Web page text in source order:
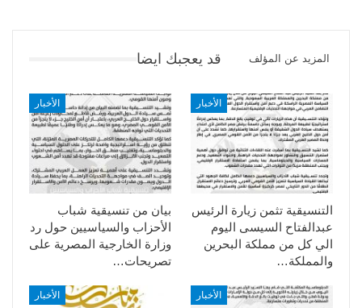
قد يعجبك ايضا المزيد عن المؤلف
الأخبار
بيان من تنسيقية شباب
الأحزاب والسياسيين حول رد
وزارة الخارجية المصرية على
تصريحات…
الأخبار
التنسيقية تثمن زيارة الرئيس
عبدالفتاح السيسى اليوم
الي كل من مملكة البحرين
والمملكة…
الأخبار الأخبار